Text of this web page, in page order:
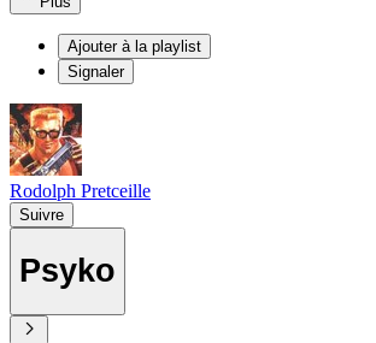
Ajouter à la playlist
Signaler
Rodolph Pretceille
Suivre
Psyko